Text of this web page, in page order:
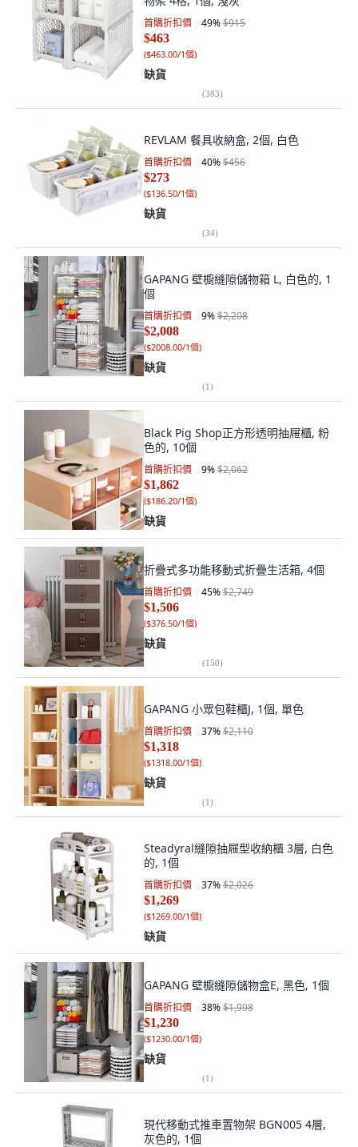
首購折扣價 49%$915
$463
($463.00/1個)
缺貨
(383)
REVLAM 餐具收納盒, 2個, 白色
首購折扣價 40%$456
$273
($136.50/1個)
缺貨
(34)
GAPANG 壁櫥縫隙儲物箱 L, 白色的, 1
個
首購折扣價 9%$2,208
$2,008
($2008.00/1個)
缺貨
(1)
Black Pig Shop正方形透明抽屜櫃, 粉
色的, 10個
首購折扣價 9%$2,062
$1,862
($186.20/1個)
缺貨
折疊式多功能移動式折疊生活箱, 4個
首購折扣價 45%$2,749
$1,506
($376.50/1個)
缺貨
(150)
GAPANG 小眾包鞋櫃J, 1個, 單色
首購折扣價 37%$2,110
$1,318
($1318.00/1個)
缺貨
(1)
Steadyral縫隙抽屜型收納櫃 3層, 白色
的, 1個
首購折扣價 37%$2,026
$1,269
($1269.00/1個)
缺貨
GAPANG 壁櫥縫隙儲物盒E, 黑色, 1個
首購折扣價 38%$1,998
$1,230
($1230.00/1個)
缺貨
(1)
現代移動式推車置物架 BGN005 4層,
灰色的, 1個